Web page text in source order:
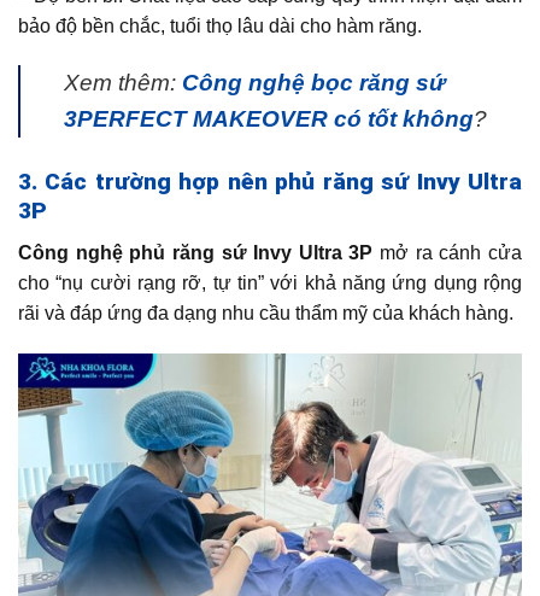
bảo độ bền chắc, tuổi thọ lâu dài cho hàm răng.
Xem thêm: Công nghệ bọc răng sứ
3PERFECT MAKEOVER có tốt không?
3. Các trường hợp nên phủ răng sứ Invy Ultra
3P
Công nghệ phủ răng sứ Invy Ultra 3P mở ra cánh cửa
cho “nụ cười rạng rỡ, tự tin” với khả năng ứng dụng rộng
rãi và đáp ứng đa dạng nhu cầu thẩm mỹ của khách hàng.